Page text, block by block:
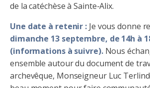
de la catéchèse à Sainte-Alix.
Une date à retenir : Je vous donne
dimanche 13 septembre, de 14h à
(informations à suivre).Nous
ensemble autour du document de
archevêque, Monseigneur Luc